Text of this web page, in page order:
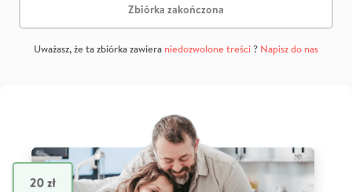
Zbiórka zakończona
Uważasz, że ta zbiórka zawiera niedozwolone treści? Napisz do nas